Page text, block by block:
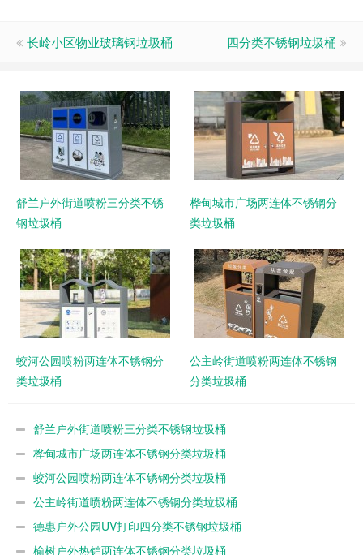
长岭小区物业玻璃钢垃圾桶 四分类不锈钢垃圾桶
舒兰户外街道喷粉三分类不锈
钢垃圾桶
桦甸城市广场两连体不锈钢分
类垃圾桶
蛟河公园喷粉两连体不锈钢分
类垃圾桶
公主岭街道喷粉两连体不锈钢
分类垃圾桶
舒兰户外街道喷粉三分类不锈钢垃圾桶
桦甸城市广场两连体不锈钢分类垃圾桶
蛟河公园喷粉两连体不锈钢分类垃圾桶
公主岭街道喷粉两连体不锈钢分类垃圾桶
德惠户外公园UV打印四分类不锈钢垃圾桶
榆树户外热销两连体不锈钢分类垃圾桶